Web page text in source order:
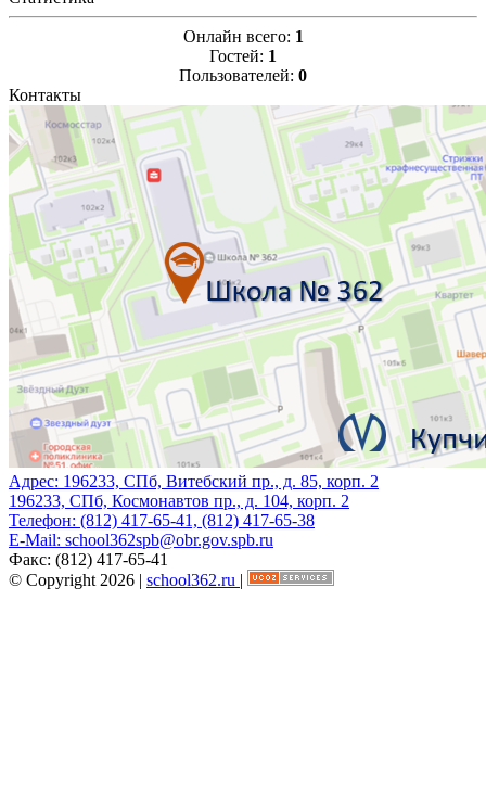
Онлайн всего: 1
Гостей: 1
Пользователей: 0
Контакты
Адрес: 196233, СПб, Витебский пр., д. 85, корп. 2
196233, СПб, Космонавтов пр., д. 104, корп. 2
Телефон: (812) 417-65-41, (812) 417-65-38
E-Mail: school362spb@obr.gov.spb.ru
Факс: (812) 417-65-41
© Copyright 2026 | school362.ru |